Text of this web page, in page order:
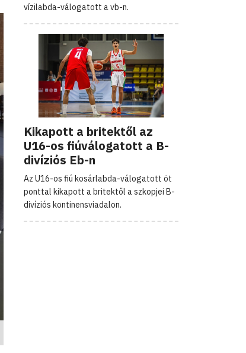
vízilabda-válogatott a vb-n.
Kikapott a britektől az
U16-os fiúválogatott a B-
divíziós Eb-n
Az U16-os fiú kosárlabda-válogatott öt
ponttal kikapott a britektől a szkopjei B-
divíziós kontinensviadalon.